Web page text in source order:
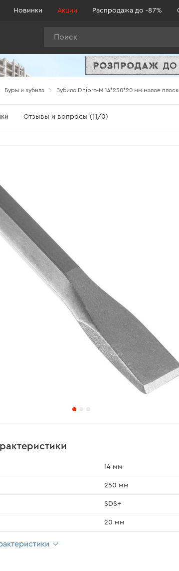
Новинки Акции Распродажа до -87%
Буры и зубила Зубило Dnipro-M 14*250*20 мм малое
Отзывы и вопросы (11/0)
14 мм
250 мм
SDS+
20 мм